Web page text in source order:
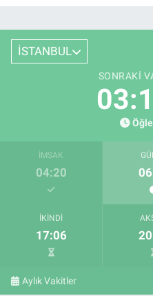
İSTANBUL
SONRAKI
İMSAK
04:20
İKINDI
17:06
Aylık Vakitler